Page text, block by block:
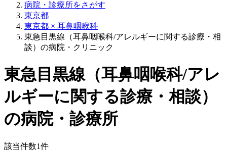
病院・診療所をさがす
東京都
東京都 × 耳鼻咽喉科
東急目黒線（耳鼻咽喉科/アレルギーに関する診療・相
談）の病院・クリニック
東急目黒線（耳鼻咽喉科/アレ
ルギーに関する診療・相談）
の病院・診療所
該当件数1件